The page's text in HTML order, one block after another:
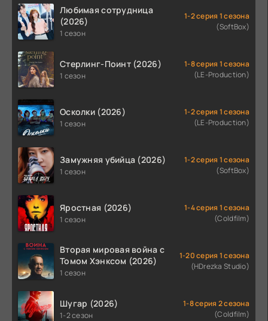
Любимая сотрудница
(2026)
1 сезон
1-2 серия 1 сезона
(SoftBox)
Стерлинг-Поинт (2026)
1 сезон
1-8 серия 1 сезона
(LE-Production)
Осколки (2026)
1 сезон
1-2 серия 1 сезона
(LE-Production)
Замужняя убийца (2026)
1 сезон
1-2 серия 1 сезона
(SoftBox)
Яростная (2026)
1 сезон
1-4 серия 1 сезона
(Coldfilm)
Вторая мировая война с
Томом Хэнксом (2026)
1 сезон
1-20 серия 1 сезона
(HDrezka Studio)
Шугар (2026)
1-2 сезон
1-8 серия 2 сезона
(Coldfilm)